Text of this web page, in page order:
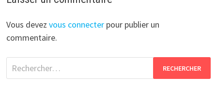
Vous devez vous connecterpour publier un
commentaire.
Rechercher :